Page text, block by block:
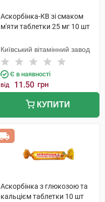
Аскорбінка-КВ зі смаком
м'яти таблетки 25 мг 10 шт
Київський вітамінний завод
Є в наявності
від 11.50 грн
КУПИТИ
Аскорбінка з глюкозою та
кальцієм таблетки 10 шт